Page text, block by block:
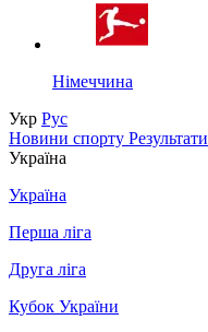
Німеччина
Укр Рус
Новини спорту Результати
Україна
Україна
Перша ліга
Друга ліга
Кубок України